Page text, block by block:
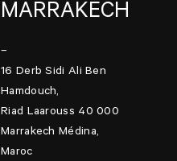
MARRAKECH
–
16 Derb Sidi Ali Ben
Hamdouch,
Riad Laarouss 40 000
Marrakech Médina,
Maroc